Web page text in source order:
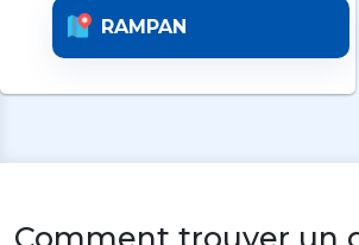
RAMPAN
Comment trouver un